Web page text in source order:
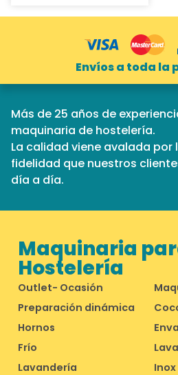
Envíos a toda la
Más de 25 años de
maquinaria de hostelería.
La calidad viene avalada por
fidelidad que nuestros
día a día.
Maquinaria
Hostelería
Outlet- Ocasión
Preparación dinámica
Hornos
Frío
Lavandería
Inox